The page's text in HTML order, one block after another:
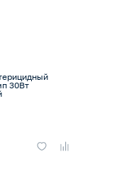
30Вт